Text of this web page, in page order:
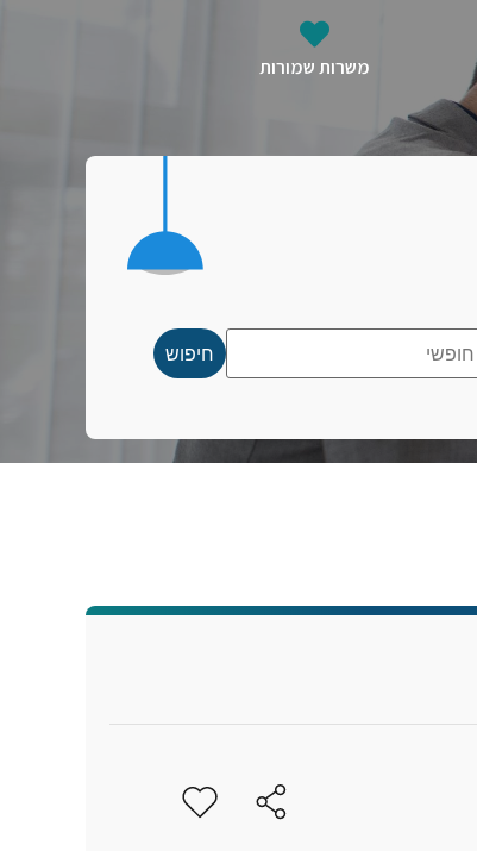
משרות שמורות
חיפוש